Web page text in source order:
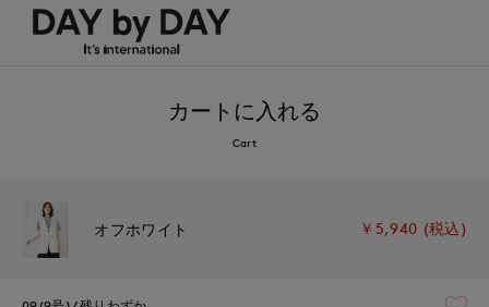
カートに入れる
Cart
オフホワイト ￥5,940 (税込)